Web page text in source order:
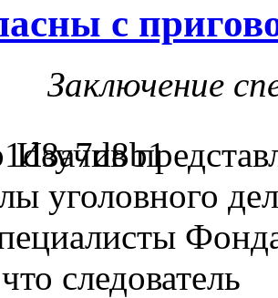
с
Заключение
Изучив
уголовного
следователь